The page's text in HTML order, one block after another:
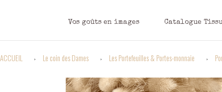
Vos goûts en images Catalogue
ACCUEIL Le coin des Dames Les Portefeuilles & Portes-monnaie